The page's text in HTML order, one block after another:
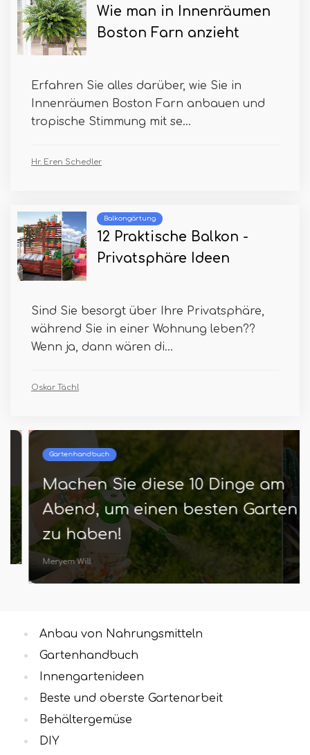
Wie man in Innenräumen
Boston Farn anzieht
Erfahren Sie alles darüber, wie Sie in
Innenräumen Boston Farn anbauen und
tropische Stimmung mit se...
Hr. Eren Schedler
Balkongärtung
12 Praktische Balkon -
Privatsphäre Ideen
Sind Sie besorgt über Ihre Privatsphäre,
während Sie in einer Wohnung leben??
Wenn ja, dann wären di...
Oskar Tächl
Gartenhandbuch
Machen Sie diese 10 Dinge am
Abend, um einen besten Garten
zu haben!
Meryem Will
Anbau von Nahrungsmitteln
Gartenhandbuch
Innengartenideen
Beste und oberste Gartenarbeit
Behältergemüse
DIY